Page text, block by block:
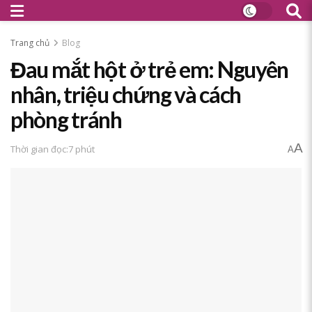
Trang chủ Blog
Đau mắt hột ở trẻ em: Nguyên
nhân, triệu chứng và cách
phòng tránh
Thời gian đọc:7 phút AA